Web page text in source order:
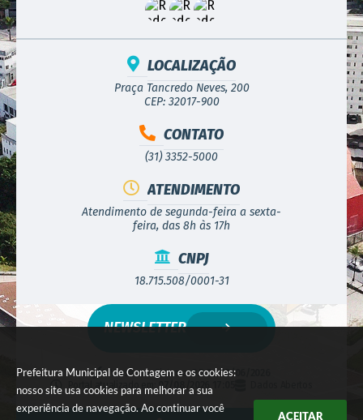
Prefeitura Municipal de Contagem e os cookies:
nosso site usa cookies para melhorar a sua
experiência de navegação. Ao continuar você
ACEITAR
LOCALIZAÇÃO
Praça Tancredo Neves, 200
CEP: 32017-900
CONTATO
(31) 3352-5000
ATENDIMENTO
Atendimento de segunda-feira a sexta-
feira, das 8h às 17h
CNPJ
18.715.508/0001-31
Versão do Sistema:3.5.3 - 19/06/2026
Portal atualizado em:
07/08/2026 17:05
NEWSLETTER